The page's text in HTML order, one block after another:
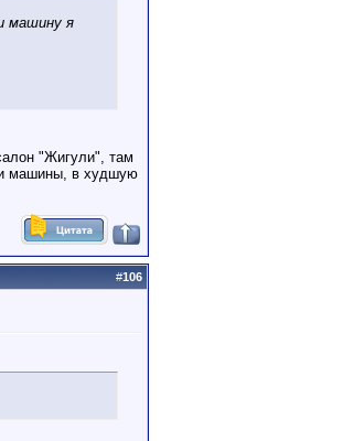
машину я
"Жигули", там
машины, в худшую
#106